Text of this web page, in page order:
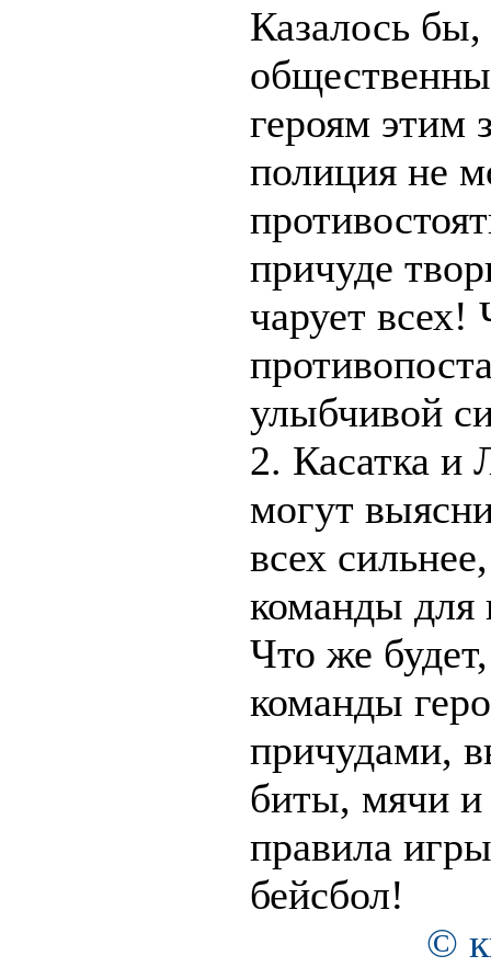
Казалось
героям этим
полиция не
причуде
чарует всех!
улыбчивой
2. Касатка и
могут
всех
команды для
Что же
команды
причудами,
биты, мячи и
правила
бейсбол!
©